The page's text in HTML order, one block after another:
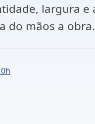
largura
do mãos a obra.